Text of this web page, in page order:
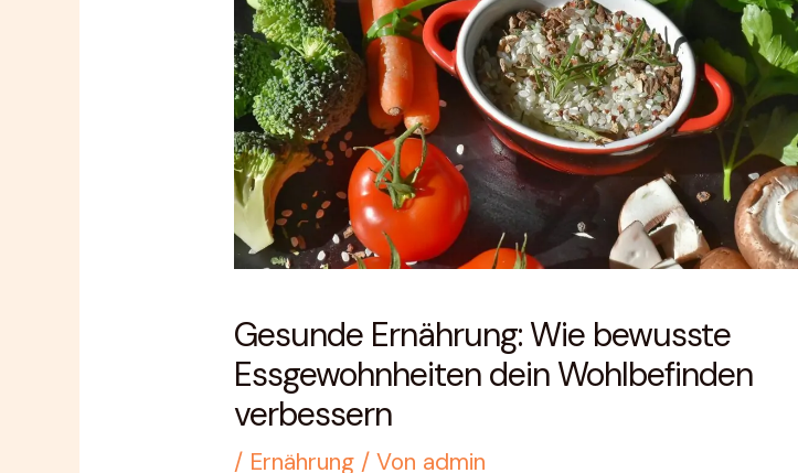
Gesunde Ernährung: Wie bewusste
Essgewohnheiten dein Wohlbefinden
verbessern
/ Ernährung / Von admin